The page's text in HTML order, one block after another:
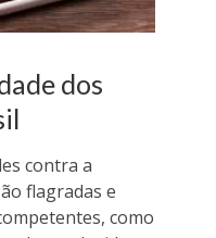
dos
contra a
flagradas e
como